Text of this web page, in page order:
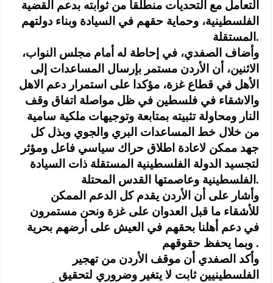
التعامل مع التحديات منطلقا من ثوابته بدعم القضية
الفلسطينية، وحماية حقهم في السيادة وبناء دولتهم
المستقلة.
وأضاف الصفدي، في إحاطة له أمام مجلس النواب،
الاثنين، أن الأردن مستمر بإرسال المساعدات إلى
الأهل في قطاع غزة، مؤكدا على استمرار دعم الاهل
والاشقاء في فلسطين في ظل مواصلة اتفاق وقف
النار ومحاولة تثبيته بمتابعة وتوجيهات ملكية سامية
من خلال خط المساعدات البري والجوي وبذل كل
جهد ممكن لاعادة اطلاق حراك سياسي فاعل ومؤثر
لتجسيد الدولة الفلسطينية المستقلة ذات السيادة
الفلسطينية وعاصمتها القدس المحتلة.
وأشار على أن الأردن يقدم كل الدعم الممكن
للأشقاء ما قبل العدوان على غزة ونحن مستمرون
في دعم أهلنا بحقهم في العيش على أرضهم بحرية
وبما يحفظ حقوقهم .
وأكد الصفدي أن موقف الأردن من تهجير
الفلسطينيين ثابت لا يتغير وضروري لتحقيق